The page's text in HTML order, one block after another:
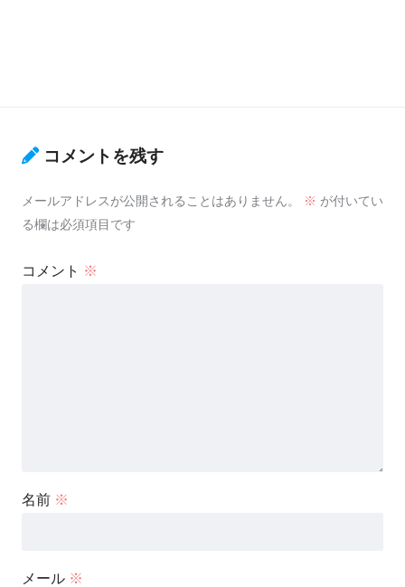
コメントを残す
メールアドレスが公開されることはありません。 ※ が付いてい
る欄は必須項目です
コメント ※
名前 ※
メール ※